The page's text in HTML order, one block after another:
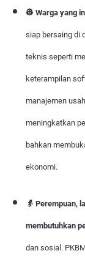
👷 Warga yang
siap bersaing di
teknis seperti
keterampilan
manajemen
meningkatkan
bahkan
ekonomi.
👵 Perempuan,
membutuhkan
dan sosial.